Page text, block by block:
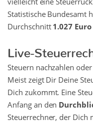
Statistische Bundesamt
Durchschnitt 1.027 Euro
Live-
Steuern nachzahlen
Meist zeigt Dir Deine
Dich zukommt. Eine
Anfang an den
Steuerrechner, der Dich